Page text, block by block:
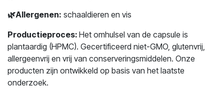
🌿Allergenen: schaaldieren en vis
Productieproces: Het omhulsel van de capsule is
plantaardig (HPMC). Gecertificeerd niet-GMO, glutenvrij,
allergeenvrij en vrij van conserveringsmiddelen. Onze
producten zijn ontwikkeld op basis van het laatste
onderzoek.